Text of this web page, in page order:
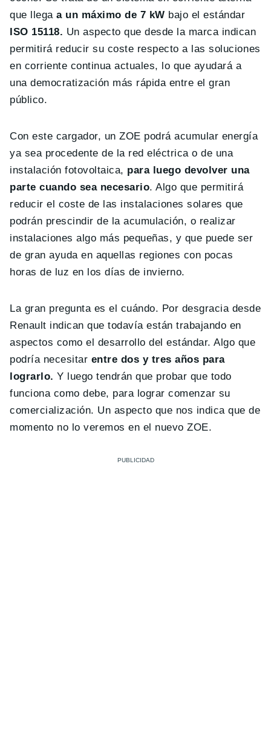
que llegaa un máximo de 7 kW bajo el estándar
ISO 15118. Un aspecto que desde la marca indican
permitirá reducir su coste respecto a las soluciones
en corriente continua actuales, lo que ayudará a
una democratización más rápida entre el gran
público.
Con este cargador, un ZOE podrá acumular energía
ya sea procedente de la red eléctrica o de una
instalación fotovoltaica, para luego devolver una
parte cuando sea necesario. Algo que permitirá
reducir el coste de las instalaciones solares que
podrán prescindir de la acumulación, o realizar
instalaciones algo más pequeñas, y que puede ser
de gran ayuda en aquellas regiones con pocas
horas de luz en los días de invierno.
La gran pregunta es el cuándo. Por desgracia desde
Renault indican que todavía están trabajando en
aspectos como el desarrollo del estándar. Algo que
podría necesitar entre dos y tres años para
lograrlo. Y luego tendrán que probar que todo
funciona como debe, para lograr comenzar su
comercialización. Un aspecto que nos indica que de
momento no lo veremos en el nuevo ZOE.